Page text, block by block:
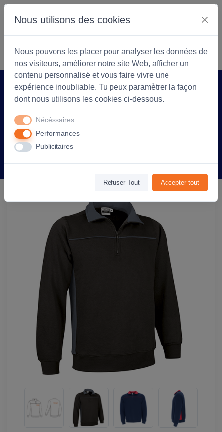
S'identifier Commencer
Accueil Arlea Textiles Produit
col - unisexe - Noir/Gris
Nous utilisons des cookies
Nous pouvons les placer pour analyser les données de
nos visiteurs, améliorer notre site Web, afficher un
contenu personnalisé et vous faire vivre une
expérience inoubliable. Tu peux paramètrer la façon
dont nous utilisons les cookies ci-dessous.
Nécéssaires
Performances
Publicitaires
Refuser Tout Accepter tout